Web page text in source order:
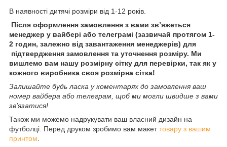
В наявності дитячі розміри від 1-12 років.
Після оформлення замовлення з вами зв’яжеться
менеджер у вайбері або телеграмі (зазвичай протягом 1-
2 годин, залежно від завантаження менеджерів) для
підтвердження замовлення та уточнення розміру. Ми
вишлемо вам нашу розмірну сітку для перевірки, так як у
кожного виробника своя розмірна сітка!
Залишайте будь ласка у коментарях до замовлення ваш
номер вайбера або телеграм, щоб ми могли швидше з вами
зв'язатися!
Також ми можемо надрукувати ваш власний дизайн на
футболці. Перед друком зробимо вам макеттовару з вашим
принтом